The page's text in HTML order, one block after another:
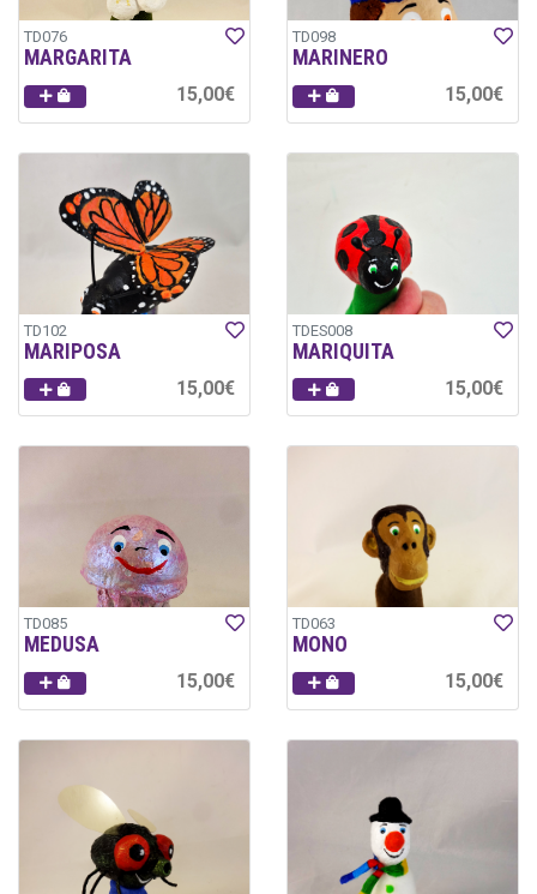
TD076
MARGARITA
15,00€
TD098
MARINERO
15,00€
TD102
MARIPOSA
15,00€
TDES008
MARIQUITA
15,00€
TD085
MEDUSA
15,00€
TD063
MONO
15,00€